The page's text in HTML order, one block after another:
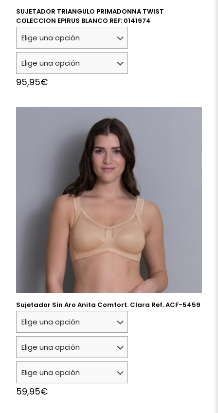
SUJETADOR TRIANGULO PRIMADONNA TWIST
COLECCION EPIRUS BLANCO REF: 0141974
95,95€
Sujetador Sin Aro Anita Comfort. Clara Ref. ACF-5459
59,95€